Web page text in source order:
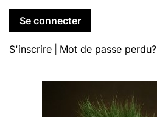
S'inscrire Mot de passe perdu?